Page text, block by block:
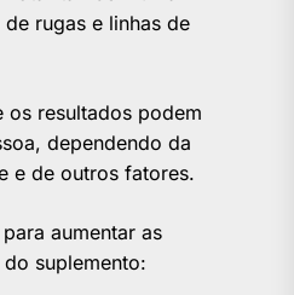
rugas e linhas de
os resultados podem
dependendo da
e de outros fatores.
aumentar as
suplemento: